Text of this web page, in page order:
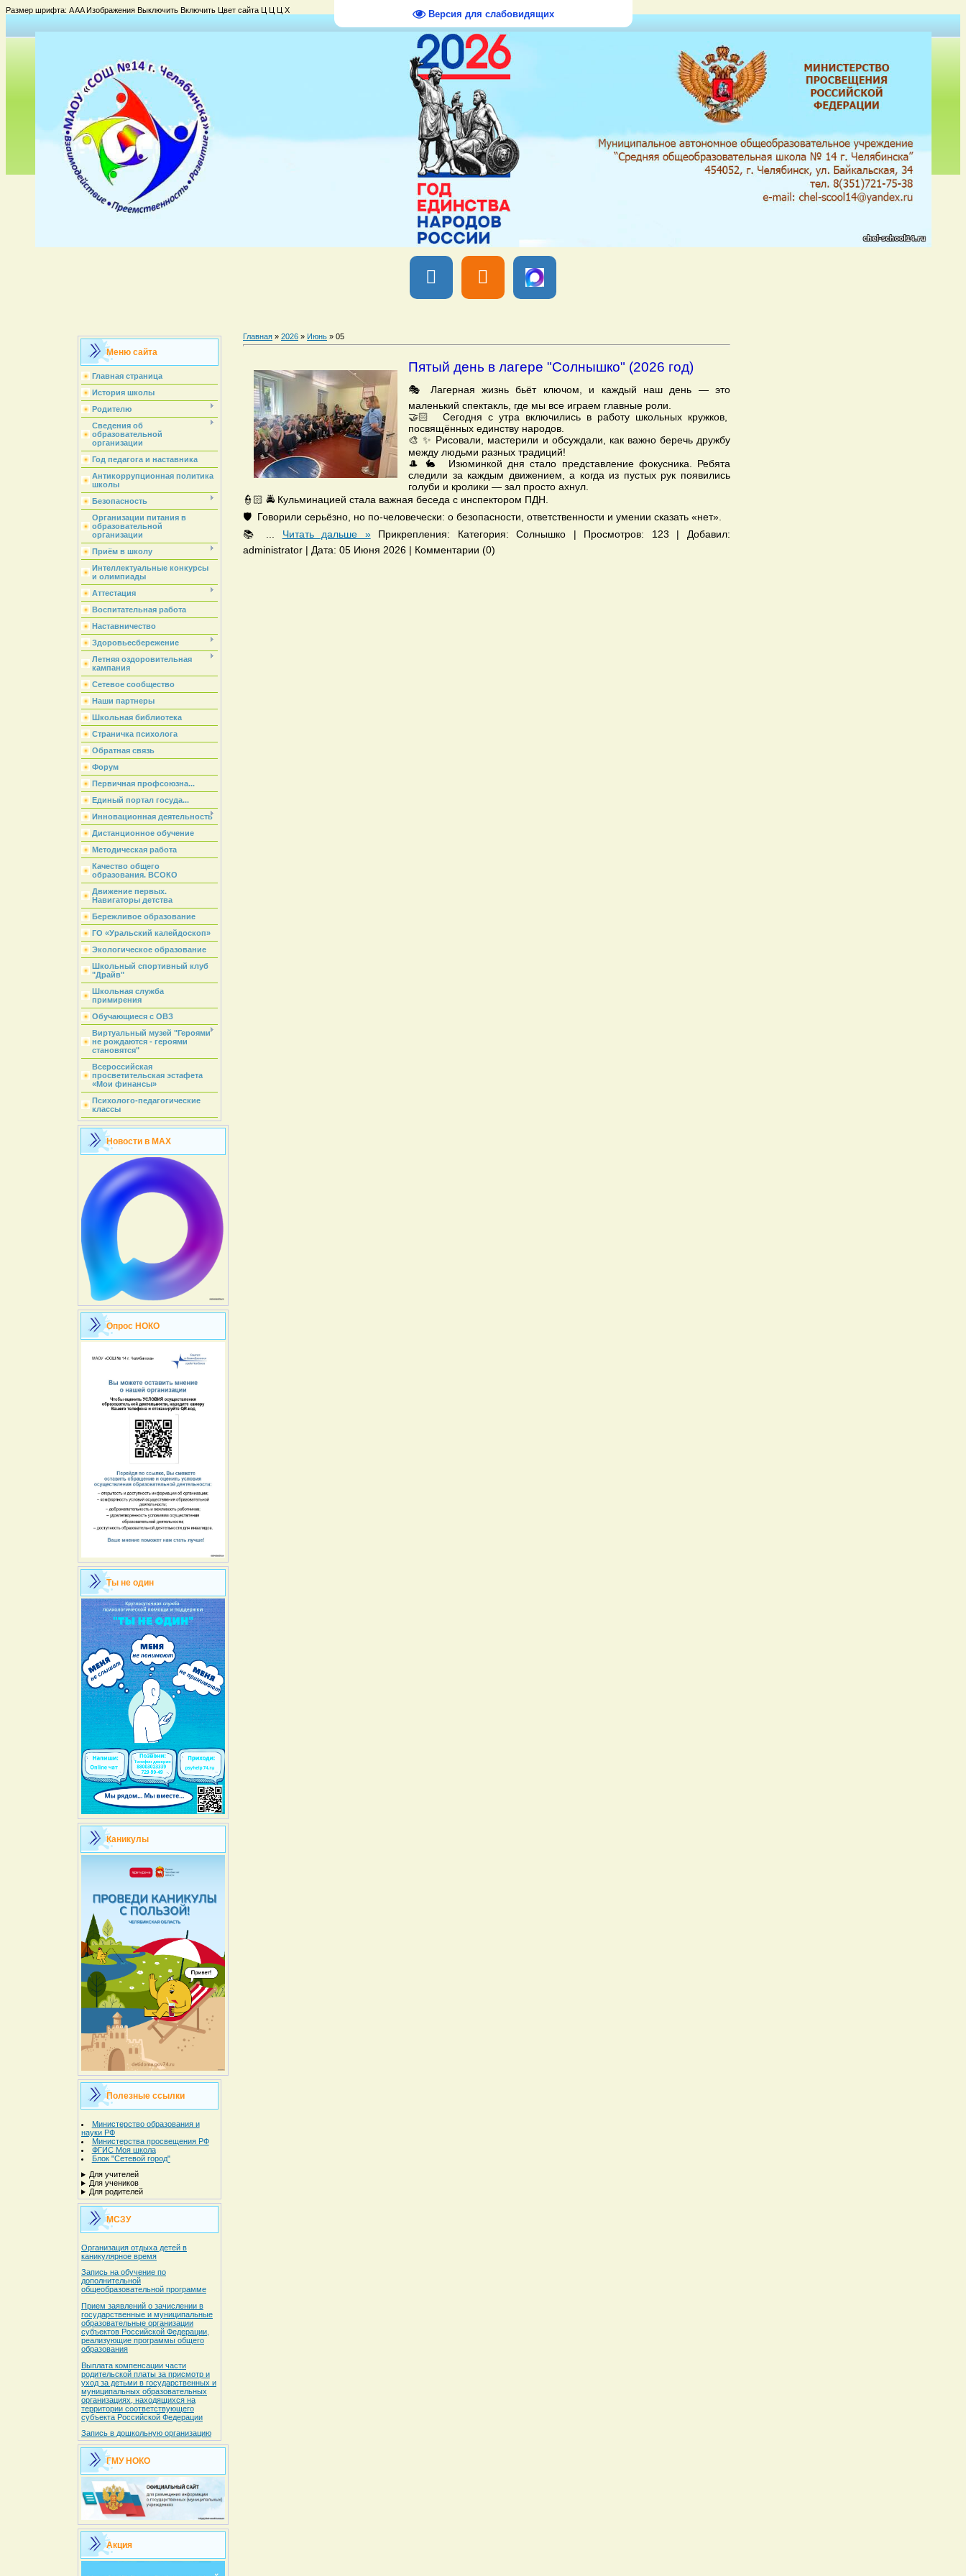
Версия для слабовидящих
Размер шрифта: AAAИзображения Выключить Включить Цвет сайта Ц Ц Ц Х
Вы вошли какГостьГруппа "Гости" Пятница, 07 Августа 2026,
Меню сайта
Главная страница
История школы
Родителю
Сведения об
образовательной
организации
Год педагога и наставника
Антикоррупционная политика
школы
Безопасность
Организации питания в
образовательной
организации
Приём в школу
Интеллектуальные конкурсы
и олимпиады
Аттестация
Воспитательная работа
Наставничество
Здоровьесбережение
Летняя оздоровительная
кампания
Сетевое сообщество
Наши партнеры
Школьная библиотека
Страничка психолога
Обратная связь
Форум
Первичная профсоюзна...
Единый портал госуда...
Инновационная деятельность
Дистанционное обучение
Методическая работа
Качество общего
образования. ВСОКО
Движение первых.
Навигаторы детства
Бережливое образование
ГО «Уральский калейдоскоп»
Экологическое образование
Школьный спортивный клуб
"Драйв"
Школьная служба
примирения
Обучающиеся с ОВЗ
Виртуальный музей "Героями
не рождаются - героями
становятся"
Всероссийская
просветительская эстафета
«Мои финансы»
Психолого-педагогические
классы
Новости в MAX
Опрос НОКО
Ты не один
Каникулы
Полезные ссылки
Министерство образования и
науки РФ
Министерства просвещения РФ
ФГИС Моя школа
Блок "Сетевой город"
Для учителей
Для учеников
Для родителей
МСЗУ
Организация отдыха детей в
каникулярное время
Запись на обучение по
дополнительной
общеобразовательной программе
Прием заявлений о зачислении в
государственные и муниципальные
образовательные организации
субъектов Российской Федерации,
реализующие программы общего
образования
Выплата компенсации части
родительской платы за присмотр и
уход за детьми в государственных и
муниципальных образовательных
организациях, находящихся на
территории соответствующего
субъекта Российской Федерации
Запись в дошкольную организацию
ГМУ НОКО
Акция
Главная » 2026 » Июнь » 05
Пятый день в лагере "Солнышко" (2026 год)
🎭 Лагерная жизнь бьёт ключом, и каждый наш день — это
маленький спектакль, где мы все играем главные роли.
🤝🏻 Сегодня с утра включились в работу школьных кружков,
посвящённых единству народов.
🎨 ✨ Рисовали, мастерили и обсуждали, как важно беречь дружбу
между людьми разных традиций!
🎩 🐇 Изюминкой дня стало представление фокусника. Ребята
следили за каждым движением, а когда из пустых рук появились
голуби и кролики — зал просто ахнул.
👮🏻 🚔 Кульминацией стала важная беседа с инспектором ПДН.
🛡️ Говорили серьёзно, но по-человечески: о безопасности, ответственности и умении сказать «нет».
📚 ... Читать дальше »
Прикрепления: Категория: Солнышко | Просмотров: 123 | Добавил:
administrator | Дата: 05 Июня 2026 | Комментарии (0)